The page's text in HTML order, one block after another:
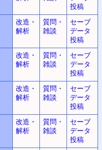
投稿
改造・
解析
質問・
雑談
セーブ
データ
投稿
改造・
解析
質問・
雑談
セーブ
データ
投稿
改造・
解析
質問・
雑談
セーブ
データ
投稿
改造・
解析
質問・
雑談
セーブ
データ
投稿